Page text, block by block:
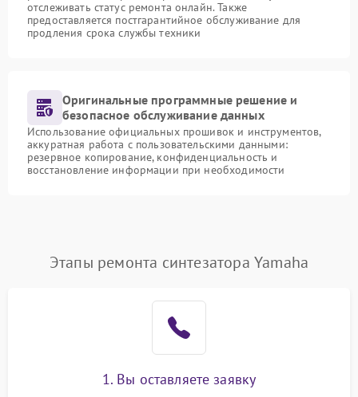
отслеживать статус ремонта онлайн. Также
предоставляется постгарантийное обслуживание для
продления срока службы техники
Оригинальные программные решение и
безопасное обслуживание данных
Использование официальных прошивок и инструментов,
аккуратная работа с пользовательскими данными:
резервное копирование, конфиденциальность и
восстановление информации при необходимости
Этапы ремонта синтезатора Yamaha
1. Вы оставляете заявку